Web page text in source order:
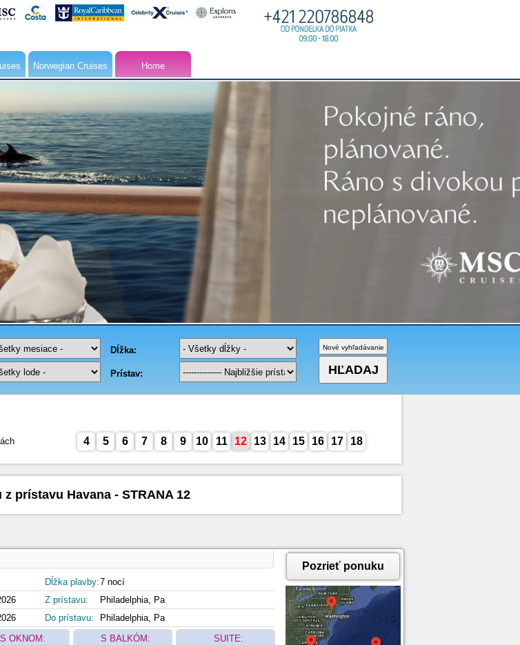
Norwegian Cruises Home
18
17
16
15
14
13
12
11
10
9
8
7
6
5
4
prístavu Havana - STRANA 12
Dĺžka plavby:7 nocí
Z prístavu:
Philadelphia, Pa
Do prístavu:
Philadelphia, Pa
S OKNOM: S BALKÓM: SUITE:
Pozrieť ponuku